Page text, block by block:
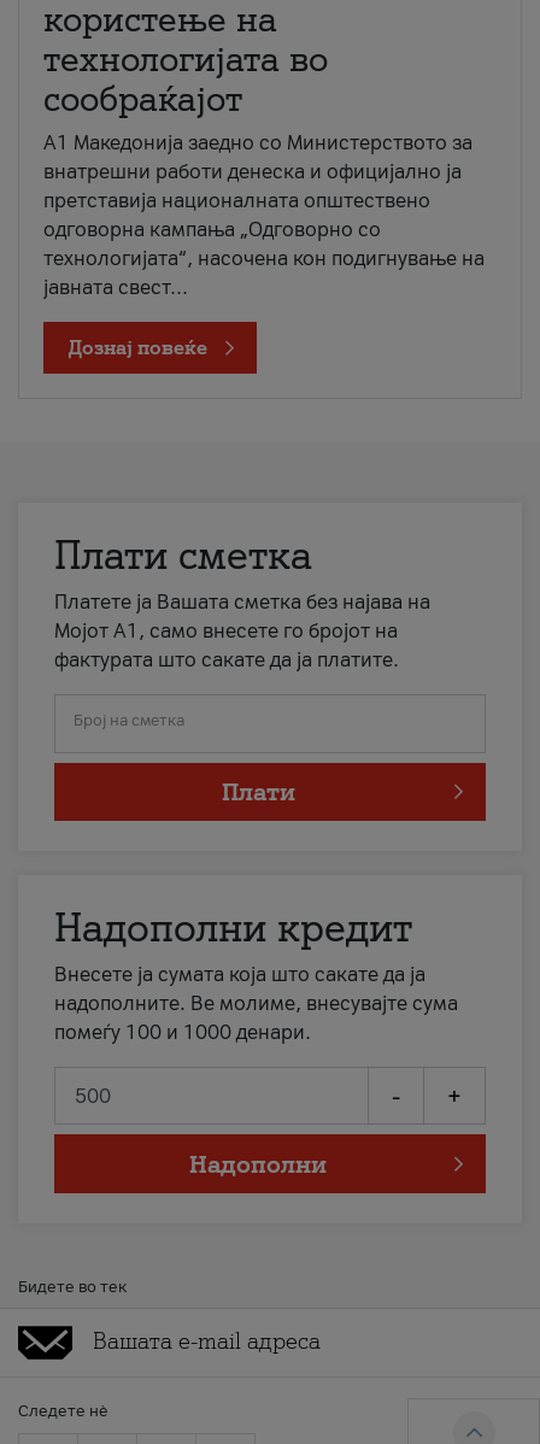
користење на
технологијата во
сообраќајот
A1 Македонија заедно со Министерството за
внатрешни работи денеска и официјално ја
претставија националната општествено
одговорна кампања „Одговорно со
технологијата“, насочена кон подигнување на
јавната свест...
Дознај повеќе
Плати сметка
Платете ја Вашата сметка без најава на
Мојот А1, само внесете го бројот на
фактурата што сакате да ја платите.
Број на сметка
Плати
Надополни кредит
Внесете ја сумата која што сакате да ја
надополните. Ве молиме, внесувајте сума
помеѓу 100 и 1000 денари.
- +
Надополни
Бидете во тек
Следете нè